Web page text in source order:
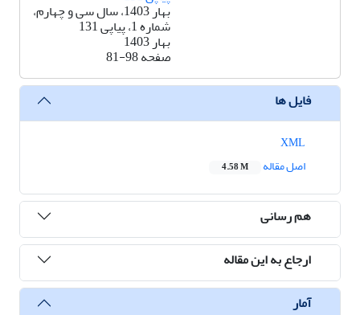
بهار 1403، سال سی و چهارم،
شماره 1، پیاپی 131
بهار 1403
صفحه81-98
فایل ها
اصل مقاله
4.58 M
هم رسانی
ارجاع به این مقاله
آمار